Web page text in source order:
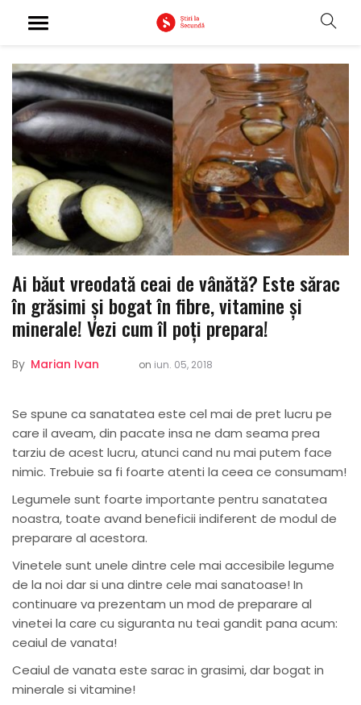
Ai băut vreodată ceai de vânătă? Este sărac
în grăsimi și bogat în fibre, vitamine și
minerale! Vezi cum îl poți prepara!
By Marian Ivan on iun. 05, 2018
Se spune ca sanatatea este cel mai de pret lucru pe
care il aveam, din pacate insa ne dam seama prea
tarziu de acest lucru, atunci cand nu mai putem face
nimic. Trebuie sa fi foarte atenti la ceea ce consumam!
Legumele sunt foarte importante pentru sanatatea
noastra, toate avand beneficii indiferent de modul de
preparare al acestora.
Vinetele sunt unele dintre cele mai accesibile legume
de la noi dar si una dintre cele mai sanatoase! In
continuare va prezentam un mod de preparare al
vinetei la care cu siguranta nu teai gandit pana acum:
ceaiul de vanata!
Ceaiul de vanata este sarac in grasimi, dar bogat in
minerale si vitamine!